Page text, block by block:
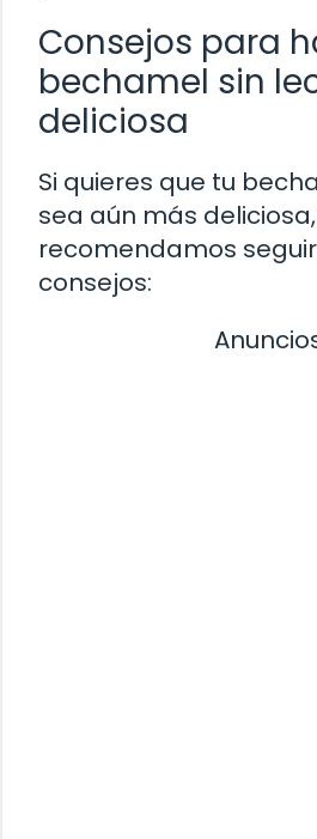
Consejos para
bechamel sin
deliciosa
Si quieres que tu
sea aún más
recomendamos
consejos: